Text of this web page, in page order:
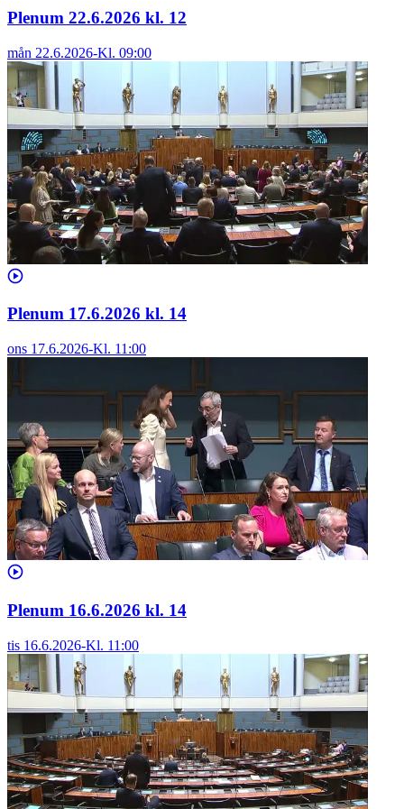
Plenum 22.6.2026 kl. 12
mån 22.6.2026-Kl. 09:00
Plenum 17.6.2026 kl. 14
ons 17.6.2026-Kl. 11:00
Plenum 16.6.2026 kl. 14
tis 16.6.2026-Kl. 11:00